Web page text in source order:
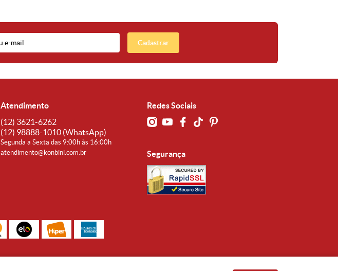
Cadastrar
Atendimento
(12) 3621-6262
(12) 98888-1010 (WhatsApp)
Segunda a Sexta das 9:00h às 16:00h
atendimento@konbini.com.br
Redes Sociais
Segurança